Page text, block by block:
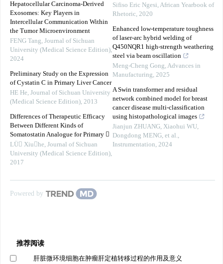
Hepatocellular Carcinoma-Derived
Exosomes: Key Players in
Intercellular Communication Within
the Tumor Microenvironment
FENG Tang, Journal of Sichuan
University (Medical Science Edition),
2024
Preliminary Study on the Expression
of Cystatin C in Primary Liver Cancer
HE He, Journal of Sichuan University
(Medical Science Edition), 2013
Differences of Therapeutic Efficacy
Between Different Kinds of
Somatostatin Analogue for Primary 
LÜ Xiuhe, Journal of Sichuan
University (Medical Science Edition),
2017
Sifiso Eric Ngesi,African Yearbook of
Rhetoric, 2020
Enhanced low-temperature toughness
of laser-arc hybrid welding of
Q450NQR1 high-strength weathering
steel via beam oscillation
Meng-Cheng Gong,Advances in
Manufacturing, 2025
A Swin transformer and residual
network combined model for breast
cancer disease multi-classification
using histopathological images
Jianjun ZHUANG, Xiaohui WU,
Dongdong MENG, et al.,
Instrumentation, 2024
Powered by
推荐阅读
肝脏微环境细胞在肿瘤肝定植转移过程的作用及意义